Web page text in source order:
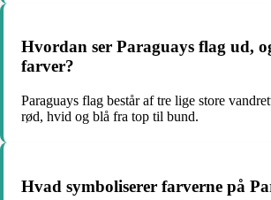
Hvordan ser Paraguays flag ud,
farver?
Paraguays flag består af tre lige store
rød, hvid og blå fra top til bund.
Hvad symboliserer farverne på